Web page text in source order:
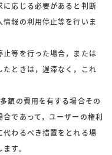
応じる必要があると判断
報の利用停止等を行いま
等を行った場合，または
ときは，遅滞なく，これ
額の費用を有する場合その
であって，ユーザーの権利
わるべき措置をとれる場
す。